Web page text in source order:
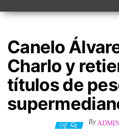
Canelo
Charlo y
títulos de
Off By